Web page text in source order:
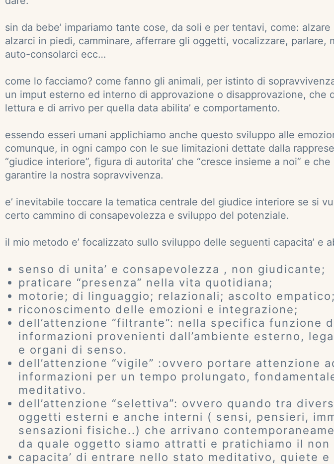
sin da bebe’ impariamo tante cose, da soli e per tentavi, come:
alzarci in piedi, camminare, afferrare gli oggetti, vocalizzare, parlare,
auto-consolarci ecc…
come lo facciamo? come fanno gli animali, per istinto di
un imput esterno ed interno di approvazione o disapprovazione, che
lettura e di arrivo per quella data abilita’ e comportamento.
essendo esseri umani applichiamo anche questo sviluppo alle
comunque, in ogni campo con le sue limitazioni dettate dalla
“giudice interiore”, figura di autorita’ che “cresce insieme a noi” e
garantire la nostra sopravvivenza.
e’ inevitabile toccare la tematica centrale del giudice interiore se si
certo cammino di consapevolezza e sviluppo del potenziale.
il mio metodo e’ focalizzato sullo sviluppo delle seguenti capacita’ e
senso di unita’ e consapevolezza , non giudicante;
praticare “presenza” nella vita quotidiana;
motorie; di linguaggio; relazionali; ascolto empatico;
riconoscimento delle emozioni e integrazione;
dell’attenzione “filtrante”: nella specifica funzione
informazioni provenienti dall’ambiente esterno,
e organi di senso.
dell’attenzione “vigile” :ovvero portare attenzione
informazioni per un tempo prolungato,
meditativo.
dell’attenzione “selettiva”: ovvero quando tra
oggetti esterni e anche interni ( sensi, pensieri,
sensazioni fisiche..) che arrivano
da quale oggetto siamo attratti e pratichiamo il non
capacita’ di entrare nello stato meditativo, quiete e